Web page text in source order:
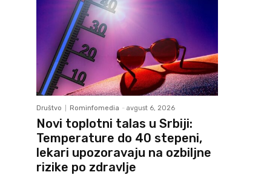
Društvo Rominfomedia - avgust 6, 2026
Novi toplotni talas u Srbiji:
Temperature do 40 stepeni,
lekari upozoravaju na ozbiljne
rizike po zdravlje